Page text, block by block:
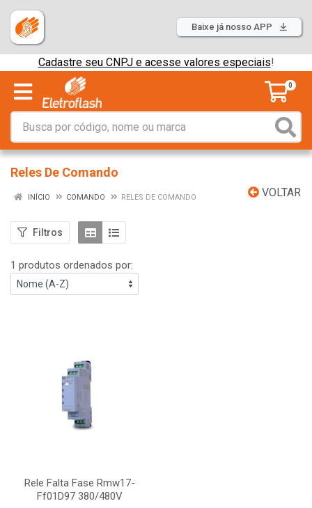
Baixe já nosso APP
Cadastre seu CNPJ e acesse valores especiais!
0
Reles De Comando
VOLTAR
INÍCIO COMANDO RELES DE COMANDO
Filtros
1 produtos ordenados por:
Rele Falta Fase Rmw17-
Ff01D97 380/480V